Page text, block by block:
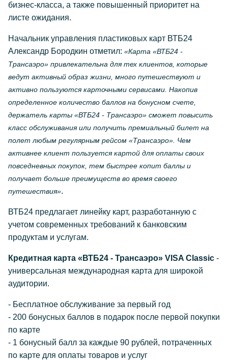
бизнес-класса, а также повышенный приоритет на
листе ожидания.
Начальник управления пластиковых карт ВТБ24
Александр Бородкин отметил: «Карта «ВТБ24 -
Трансаэро» привлекательна для тех клиентов, которые
ведут активный образ жизни, много путешествуют и
активно пользуются карточными сервисами. Накопив
определенное количество баллов на бонусном счете,
держатель карты «ВТБ24 - Трансаэро» сможет повысить
класс обслуживания или получить премиальный билет на
полет любым регулярным рейсом «Трансаэро». Чем
активнее клиент пользуется картой для оплаты своих
повседневных покупок, тем быстрее копит баллы и
получает больше преимуществ во время своего
путешествия».
ВТБ24 предлагает линейку карт, разработанную с
учетом современных требований к банковским
продуктам и услугам.
Кредитная карта «ВТБ24 - Трансаэро» VISA Classic -
универсальная международная карта для широкой
аудитории.
- Бесплатное обслуживание за первый год
- 200 бонусных баллов в подарок после первой покупки
по карте
- 1 бонусный балл за каждые 90 рублей, потраченных
по карте для оплаты товаров и услуг